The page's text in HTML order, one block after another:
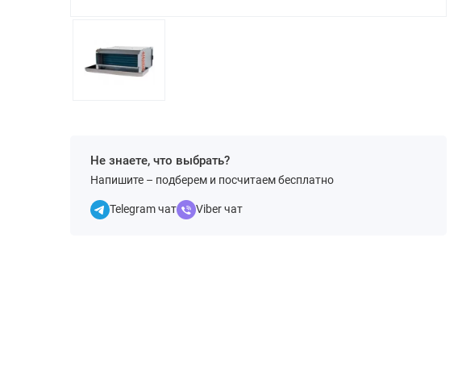
Не знаете, что выбрать?
Напишите – подберем и посчитаем бесплатно
Telegram чат Viber чат